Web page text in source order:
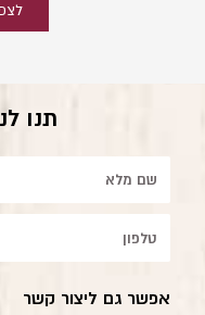
תנו
אפשר גם ליצור קשר